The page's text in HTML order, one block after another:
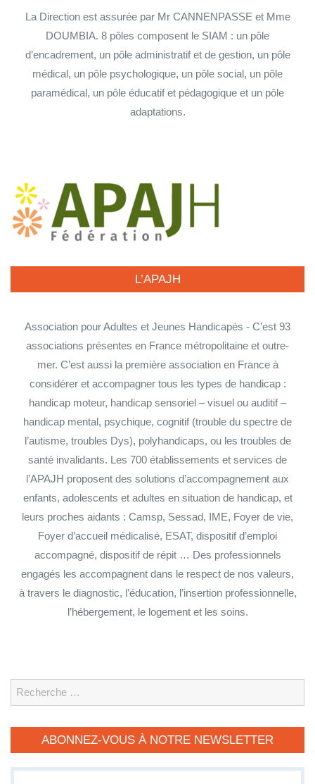
La Direction est assurée par Mr CANNENPASSE et Mme
DOUMBIA. 8 pôles composent le SIAM : un pôle
d’encadrement, un pôle administratif et de gestion, un pôle
médical, un pôle psychologique, un pôle social, un pôle
paramédical, un pôle éducatif et pédagogique et un pôle
adaptations.
L’APAJH
Association pour Adultes et Jeunes Handicapés - C’est 93
associations présentes en France métropolitaine et outre-
mer. C’est aussi la première association en France à
considérer et accompagner tous les types de handicap :
handicap moteur, handicap sensoriel – visuel ou auditif –
handicap mental, psychique, cognitif (trouble du spectre de
l’autisme, troubles Dys), polyhandicaps, ou les troubles de
santé invalidants. Les 700 établissements et services de
l’APAJH proposent des solutions d’accompagnement aux
enfants, adolescents et adultes en situation de handicap, et
leurs proches aidants : Camsp, Sessad, IME, Foyer de vie,
Foyer d’accueil médicalisé, ESAT, dispositif d’emploi
accompagné, dispositif de répit … Des professionnels
engagés les accompagnent dans le respect de nos valeurs,
à travers le diagnostic, l’éducation, l’insertion professionnelle,
l’hébergement, le logement et les soins.
Search
ABONNEZ-VOUS À NOTRE NEWSLETTER